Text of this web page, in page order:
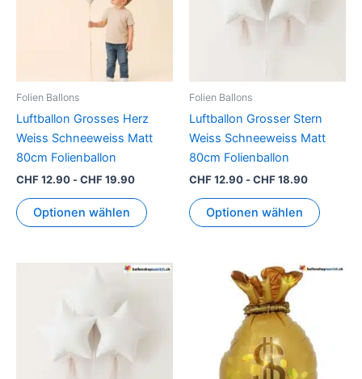
Folien Ballons
Luftballon Grosses Herz
Weiss Schneeweiss Matt
80cm Folienballon
CHF12.90 -CHF19.90
Optionen wählen
Folien Ballons
Luftballon Grosser Stern
Weiss Schneeweiss Matt
80cm Folienballon
CHF12.90 -CHF18.90
Optionen wählen